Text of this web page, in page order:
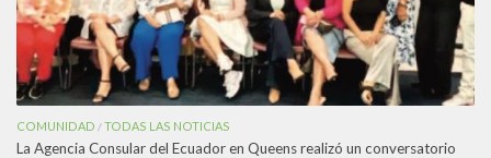
COMUNIDAD /TODAS LAS NOTICIAS
La Agencia Consular del Ecuador en Queens realizó un conversatorio